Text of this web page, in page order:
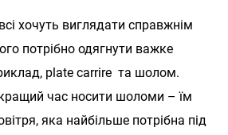
хочуть виглядати справжнім
потрібно одягнути важке
plate carrire та шолом.
час носити шоломи – їм
яка найбільше потрібна під